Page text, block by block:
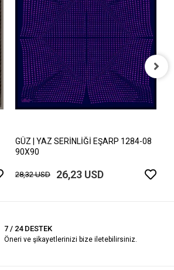
GÜZ | YAZ SERİNLİĞİ EŞARP 1284-08
90X90
28,32 USD 26,23 USD
7 / 24 DESTEK
Öneri ve şikayetlerinizi bize iletebilirsiniz.